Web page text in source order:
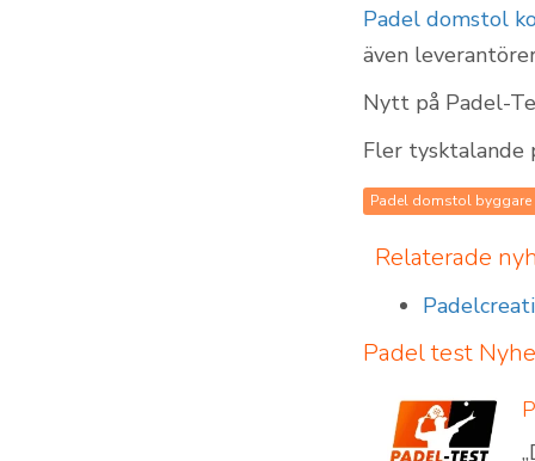
Padel domstol
även
Nytt på Padel-
Fler tysktalande
Padel domstol byggare
Relaterade
Padel test